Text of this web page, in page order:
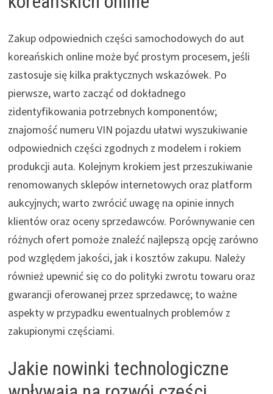
Zakup odpowiednich części samochodowych do aut
koreańskich online może być prostym procesem, jeśli
zastosuje się kilka praktycznych wskazówek. Po
pierwsze, warto zacząć od dokładnego
zidentyfikowania potrzebnych komponentów;
znajomość numeru VIN pojazdu ułatwi wyszukiwanie
odpowiednich części zgodnych z modelem i rokiem
produkcji auta. Kolejnym krokiem jest przeszukiwanie
renomowanych sklepów internetowych oraz platform
aukcyjnych; warto zwrócić uwagę na opinie innych
klientów oraz oceny sprzedawców. Porównywanie cen
różnych ofert pomoże znaleźć najlepszą opcję zarówno
pod względem jakości, jak i kosztów zakupu. Należy
również upewnić się co do polityki zwrotu towaru oraz
gwarancji oferowanej przez sprzedawcę; to ważne
aspekty w przypadku ewentualnych problemów z
zakupionymi częściami.
Jakie nowinki technologiczne